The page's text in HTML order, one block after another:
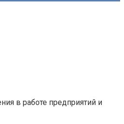
в работе предприятий и